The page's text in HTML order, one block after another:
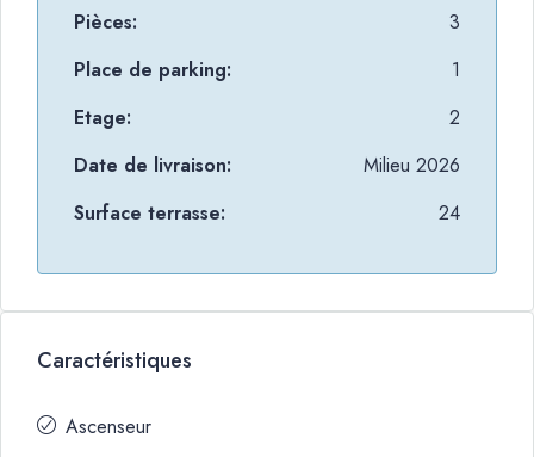
Pièces:
3
Place de parking:
1
Etage:
2
Date de livraison:
Milieu 2026
Surface terrasse:
24
Caractéristiques
Ascenseur